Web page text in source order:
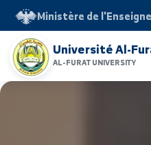
Ministère de
Université Al-
AL-FURAT UNIVERSITY